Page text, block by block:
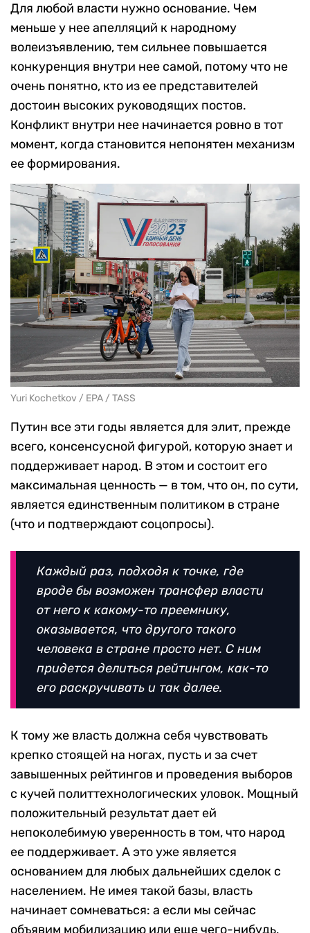
Для любой власти нужно основание. Чем
меньше у нее апелляций к народному
волеизъявлению, тем сильнее повышается
конкуренция внутри нее самой, потому что не
очень понятно, кто из ее представителей
достоин высоких руководящих постов.
Конфликт внутри нее начинается ровно в тот
момент, когда становится непонятен механизм
ее формирования.
Yuri Kochetkov / EPA / TASS
Путин все эти годы является для элит, прежде
всего, консенсусной фигурой, которую знает и
поддерживает народ. В этом и состоит его
максимальная ценность — в том, что он, по сути,
является единственным политиком в стране
(что и подтверждают соцопросы).
Каждый раз, подходя к точке, где
вроде бы возможен трансфер власти
от него к какому-то преемнику,
оказывается, что другого такого
человека в стране просто нет. С ним
придется делиться рейтингом, как-то
его раскручивать и так далее.
К тому же власть должна себя чувствовать
крепко стоящей на ногах, пусть и за счет
завышенных рейтингов и проведения выборов
с кучей политтехнологических уловок. Мощный
положительный результат дает ей
непоколебимую уверенность в том, что народ
ее поддерживает. А это уже является
основанием для любых дальнейших сделок с
населением. Не имея такой базы, власть
начинает сомневаться: а если мы сейчас
объявим мобилизацию или еще чего-нибудь,